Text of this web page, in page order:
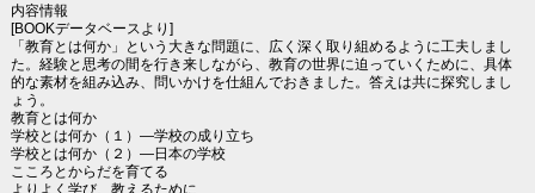
内容情報
[BOOKデータベースより]
「教育とは何か」という大きな問題に、広く深く取り組めるように工夫しまし
た。経験と思考の間を行き来しながら、教育の世界に迫っていくために、具体
的な素材を組み込み、問いかけを仕組んでおきました。答えは共に探究しまし
ょう。
教育とは何か
学校とは何か（１）―学校の成り立ち
学校とは何か（２）―日本の学校
こころとからだを育てる
よりよく学び、教えるために